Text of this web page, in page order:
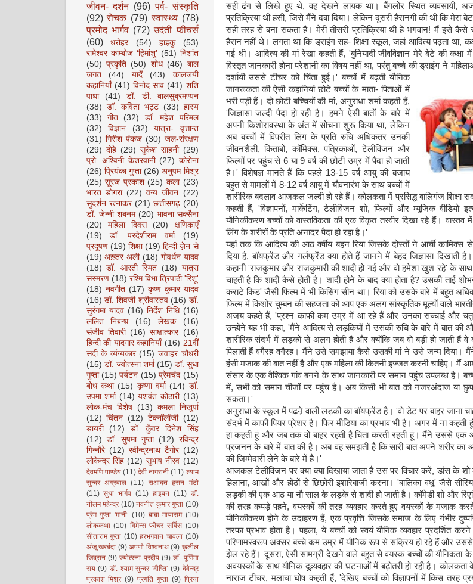
सही ढंग से लिखे हुए थे, वह देखने लायक था। बैंगलोर स्थित व्यवसायी,
प्रतिक्रिया थी हंसी, जिसे मैंने दबा दिया। लेकिन दूसरी हैरानगी की थी कि
सही तरह से बना सकता है। मेरी तीसरी प्रतिक्रिया थी हे भगवान! मैं इसे कैसे
हैरान नहीं थे। लगता था कि ड्राइंग सह- शिक्षा स्कूल, जहां आदित्य पढ़ता
गई थी। आदित्य की मां रेखा कहती हैं, 'बुनियादी जीवविज्ञान मेरे बेटे की कक्षा
विस्तृत जानकारी होना परेशानी का विषय नहीं था, परंतु बच्चे की ड्राइंग ने
दर्शायी उससे टीचर कोचिंता हुई।' बच्चों में बढ़ती यौनिक
जागरूकता की ऐसी कहानियां छोटे बच्चों के माता- पिताओं में
भरी पड़ी हैं। दो छोटी बच्चियों की मां, अनुराधा शर्मा कहती हैं,
'जिज्ञासा जल्दी पैदा हो रही है। हमने ऐसी बातों के बारे में
अपनी किशोरावस्था के अंत में सोचना शुरू किया था, लेकिन
अब बच्चों में विपरीत लिंग के प्रति रुचि अधिकतर उनकी
जीवनशैली, किताबों, कॉमिक्स, पत्रिकाओं, टेलीविजन और
फिल्मों पर पहुंच से 6 या 9 वर्ष की छोटी उम्र में पैदा हो जाती
है।' विशेषज्ञ मानते हैं कि पहले 13-15 वर्ष आयु की बजाय
बहुत से मामलों में 8-12 वर्ष आयु में यौवनारंभ के साथ बच्चों में
शारीरिक बदलाव आजकल जल्दी हो रहे हैं। कोलकता में प्रसिद्ध बालिगंज शिक्षा
कहती हैं, 'विज्ञापनों, मार्केटिंग, टेलीविजन शो, फिल्मों और म्यूजिक वीडियो
यौनिकीकरण बच्चों को वास्तविकता की एक विकृत तस्वीर दिखा रहे हैं।
लिंग के शरीरों के प्रति अनादर पैदा हो रहा है।'
यहां तक कि आदित्य की आठ वर्षीय बहन रिया जिसके दोस्तों ने आर्ची
दिया है, बॉयफ्रेंड और गर्लफ्रेंड क्या होते हैं जानने में बेहद जिज्ञासा दिखाती
कहानी 'राजकुमार और राजकुमारी की शादी हो गई और वो हमेशा खुश रहे' के
चाहती है कि शादी कैसे होती है। शादी होने के बाद क्या होता है? उसकी ताई
कराटे किड' जैसी फिल्म में भी किसिंग सीन था। रिया को उसके बारे में बहुत
फिल्म में किशोर चुम्बन की सहजता को आप एक अलग सांस्कृतिक मूल्यों वाले
अजय कहते हैं, 'प्रश्न काफी कम उम्र में आ रहे हैं और उनका सच्चाई और
उन्होंने यह भी कहा, 'मैंने आदित्य से लड़कियों में उसकी रुचि के बारे में बात की
शारीरिक संदर्भ में लड़कों से अलग होती हैं और क्योंकि जब वो बड़ी हो जाती हैं वे
पिलाती हैं वगैरह वगैरह। मैंने उसे समझाया कैसे उसकी मां ने उसे जन्म दिया।
हंसी मजाक की बात नहीं है और एक महिला की कितनी इज्जत करनी चाहिए। मैं
संसार के एक वैश्विक गांव बनने के साथ जानकारी पर समान पहुंच उपलब्ध है। बच्चें
में, सभी को समान चीजों पर पहुंच है। अब किसी भी बात को नजरअंदाज या
सकता।'
अनुराधा के स्कूल में पढऩे वाली लड़की का बॉयफ्रेंड है। 'वो डेट पर बाहर जाना
संदर्भ में काफी पियर प्रेशर है। फिर मीडिया का प्रभाव भी है। अगर में ना कहती
हां कहती हूं और जब तक वो बाहर रहती है चिंता करती रहती हूं। मैंने उससे
प्रजनन के बारे में बात की है। अब वह समझती है कि सारी बात अपने शरीर का
की जिम्मेदारी लेने के बारे में है।'
आजकल टेलीविजन पर क्या क्या दिखाया जाता है उस पर विचार करें, डांस के शो
हिलाना, आंखों और होंठों से छिछोरी इशारेबाजी करना। 'बालिका वधू' जैसे
लड़की की एक आठ या नौ साल के लड़के से शादी हो जाती है। कॉमेडी शो और
की तरह कपड़े पहने, वयस्कों की तरह व्यवहार करते हुए वयस्कों के मजाक
यौनिकीकरण होने के उदाहरण हैं, एक प्रवृत्ति जिसके समाज के लिए गंभीर
तरफा प्रभाव होता है। पहला, ये बच्चों को स्वयं यौनिक व्यवहार प्रदर्शित
परिणामस्वरूप अक्सर बच्चे कम उम्र में यौनिक रूप से सक्रिय हो रहे हैं और उससे
झेल रहे हैं। दूसरा, ऐसी सामग्री देखने वाले बहुत से वयस्क बच्चों की यौनिकता
अवयस्कों के साथ यौनिक दुव्र्यवहार की घटनाओं में बढ़ोतरी हो रही है।
नाराज टीचर, मलांचा घोष कहती हैं, 'देखिए बच्चों को विज्ञापनों में किस तरह
जीवन- दर्शन (96) पर्व- संस्कृति
(92) रोचक (79) स्वास्थ्य (78)
प्रमोद भार्गव (72) उदंती फीचर्स
(60)
धरोहर (54) हाइकु
(53)
रामेश्वर काम्बोज ‘हिमांशु’ (51) निशांत
(50) प्रकृति (50) शोध (46) बाल
जगत
(44) यादें (43)
कालजयी
कहानियाँ (41) विनोद साव (41) शशि
पाधा
(41)
डॉ. डी. बालसुब्रमण्यन
(38) डॉ. कविता भट्ट (33) हास्य
(33)
गीत (32)
डॉ. महेश परिमल
(32)
विज्ञान (32)
यात्रा- वृत्तान्त
(31) गिरीश पंकज (30) जल-संरक्षण
(29) दोहे (29) सुकेश साहनी (29)
प्रो. अश्विनी केशरवानी (27) कोरोना
(26) प्रियंका गुप्ता (26) अनुपम मिश्र
(25) सूरज प्रकाश (25) कला (23)
भारत डोगरा (22) वन्य जीवन (22)
सुदर्शन रत्नाकर (21) छत्तीसगढ़ (20)
डॉ. जेन्नी शबनम (20) भावना सक्सैना
(20)
महिला दिवस (20)
क्षणिकाएँ
(19)
डॉ. परदेशीराम वर्मा
(19)
प्रदूषण (19) शिक्षा (19) हिन्दी ज़ेन से
(19) अख़्तर अली (18) गोवर्धन यादव
(18) डॉ. आरती स्मित (18) यात्रा
संस्मरण (18) रश्मि विभा त्रिपाठी 'रिशू'
(18) नवगीत (17) कृष्ण कुमार यादव
(16) डॉ. शिवजी श्रीवास्तव (16) डॉ.
सुरंगमा यादव (16) निर्देश निधि (16)
ललित निबन्ध
(16) लेखक
(16)
संजीव तिवारी (16) साक्षात्कार (16)
हिन्दी की यादगार कहानियाँ (16) 21वीं
सदी के व्यंग्यकार (15) जवाहर चौधरी
(15) डॉ. ज्योत्स्ना शर्मा (15) डॉ. सुधा
गुप्ता (15) पर्यटन (15) प्रेमचंद (15)
बोध कथा (15) कृष्णा वर्मा (14) डॉ.
उपमा शर्मा (14) यशवंत कोठारी (13)
लोक-मंच विशेष
(13) कमला निखुर्पा
(12) चिंतन (12) टेक्नॉलॉजी
(12)
डायरी
(12)
डॉ. कुँवर दिनेश सिंह
(12) डॉ. सुषमा गुप्ता (12) रविन्द्र
गिन्नौरे (12) रवीन्द्रनाथ टैगोर (12)
लोकेन्द्र सिंह (12) सुभाष नीरव (12)
देवमणि पाण्डेय (11) देवी नागरानी (11) श्याम
सुन्दर अग्रवाल (11) सआदत हसन मंटो
(11) सुधा भार्गव (11) हाइबन (11) डॉ.
नीलम महेन्द्र (10) नवनीत कुमार गुप्ता (10)
प्रेम गुप्ता 'मानी’ (10) बाबा मायाराम (10)
लोककथा (10) विमेन्स फीचर सर्विस (10)
सीताराम गुप्ता (10) हरभगवान चावला (10)
अंजू खरबंदा (9) अपर्णा विश्वनाथ (9) ख़लील
जिब्रान (9) ज्योत्स्ना प्रदीप (9) डॉ. पूर्णिमा
राय (9) डॉ. श्याम सुन्दर 'दीप्ति' (9) देवेन्द्र
प्रकाश मिश्र (9) प्रगति गुप्ता (9) प्रिया